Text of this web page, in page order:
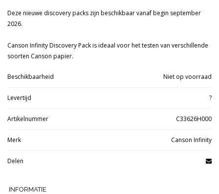
Deze nieuwe discovery packs zijn beschikbaar vanaf begin september
2026.
Canson Infinity Discovery Pack is ideaal voor het testen van verschillende
soorten Canson papier.
Beschikbaarheid Niet op voorraad
Levertijd ?
Artikelnummer C33626H000
Merk Canson Infinity
Delen
INFORMATIE